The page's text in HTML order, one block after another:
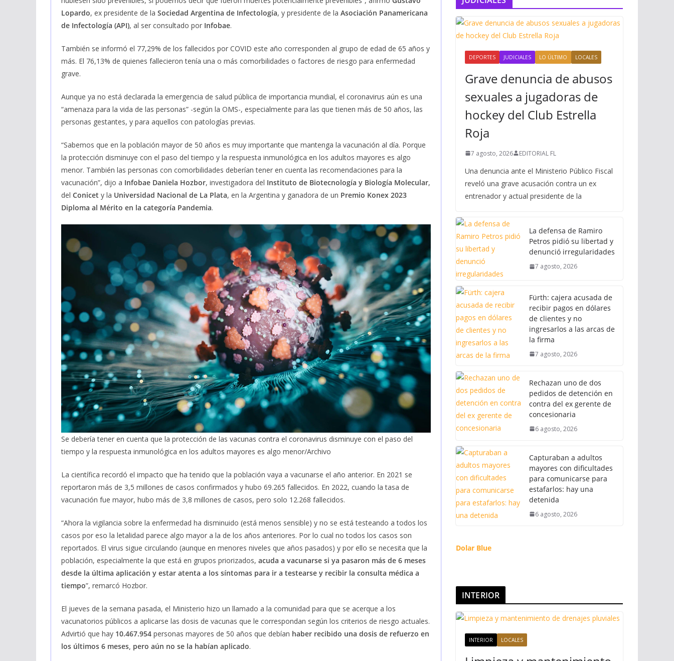
Lopardo, ex presidente de la Sociedad Argentina de Infectología, y presidente de la Asociación Panamericana
de Infectología (API), al ser consultado por Infobae.
También se informó el 77,29% de los fallecidos por COVID este año corresponden al grupo de edad de 65 años y
más. El 76,13% de quienes fallecieron tenía una o más comorbilidades o factores de riesgo para enfermedad
grave.
Aunque ya no está declarada la emergencia de salud pública de importancia mundial, el coronavirus aún es una
“amenaza para la vida de las personas” -según la OMS-, especialmente para las que tienen más de 50 años, las
personas gestantes, y para aquellos con patologías previas.
“Sabemos que en la población mayor de 50 años es muy importante que mantenga la vacunación al día. Porque
la protección disminuye con el paso del tiempo y la respuesta inmunológica en los adultos mayores es algo
menor. También las personas con comorbilidades deberían tener en cuenta las recomendaciones para la
vacunación”, dijo a Infobae Daniela Hozbor, investigadora del Instituto de Biotecnología y Biología Molecular,
del Conicet y la Universidad Nacional de La Plata, en la Argentina y ganadora de un Premio Konex 2023
Diploma al Mérito en la categoría Pandemia.
Se debería tener en cuenta que la protección de las vacunas contra el coronavirus disminuye con el paso del
tiempo y la respuesta inmunológica en los adultos mayores es algo menor/Archivo
La científica recordó el impacto que ha tenido que la población vaya a vacunarse el año anterior. En 2021 se
reportaron más de 3,5 millones de casos confirmados y hubo 69.265 fallecidos. En 2022, cuando la tasa de
vacunación fue mayor, hubo más de 3,8 millones de casos, pero solo 12.268 fallecidos.
“Ahora la vigilancia sobre la enfermedad ha disminuido (está menos sensible) y no se está testeando a todos los
casos por eso la letalidad parece algo mayor a la de los años anteriores. Por lo cual no todos los casos son
reportados. El virus sigue circulando (aunque en menores niveles que años pasados) y por ello se necesita que la
población, especialmente la que está en grupos priorizados, acuda a vacunarse si ya pasaron más de 6 meses
desde la última aplicación y estar atenta a los síntomas para ir a testearse y recibir la consulta médica a
tiempo”, remarcó Hozbor.
El jueves de la semana pasada, el Ministerio hizo un llamado a la comunidad para que se acerque a los
vacunatorios públicos a aplicarse las dosis de vacunas que le correspondan según los criterios de riesgo actuales.
Advirtió que hay 10.467.954 personas mayores de 50 años que debían haber recibido una dosis de refuerzo en
los últimos 6 meses, pero aún no se la habían aplicado.
DEPORTES JUDICIALES LO ÚLTIMO LOCALES
Grave denuncia de abusos
sexuales a jugadoras de
hockey del Club Estrella
Roja
7 agosto, 2026 EDITORIAL FL
Una denuncia ante el Ministerio Público Fiscal
reveló una grave acusación contra un ex
entrenador y actual presidente de la
La defensa de Ramiro
Petros pidió su libertad y
denunció irregularidades
7 agosto, 2026
Fürth: cajera acusada de
recibir pagos en dólares
de clientes y no
ingresarlos a las arcas de
la firma
7 agosto, 2026
Rechazan uno de dos
pedidos de detención en
contra del ex gerente de
concesionaria
6 agosto, 2026
Capturaban a adultos
mayores con dificultades
para comunicarse para
estafarlos: hay una
detenida
6 agosto, 2026
Dolar Blue
INTERIOR
INTERIOR LOCALES